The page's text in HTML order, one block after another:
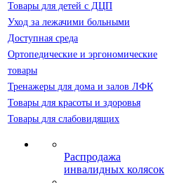
Товары для детей с ДЦП
Уход за лежачими больными
Доступная среда
Ортопедические и эргономические
товары
Тренажеры для дома и залов ЛФК
Товары для красоты и здоровья
Товары для слабовидящих
Распродажа
инвалидных колясок